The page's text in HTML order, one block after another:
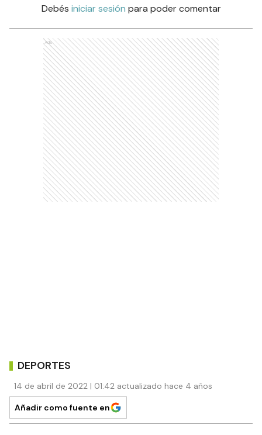
Debés iniciar sesión para poder comentar
Ads
DEPORTES
14 de abril de 2022 | 01:42 actualizado hace 4 años
Añadir como fuente en